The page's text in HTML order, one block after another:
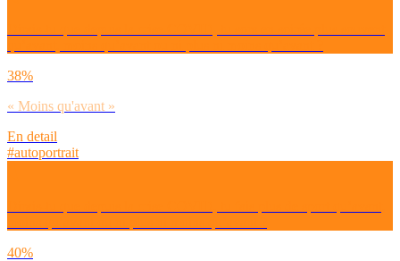
38%
« Moins qu'avant »
En detail
#autoportrait
40%